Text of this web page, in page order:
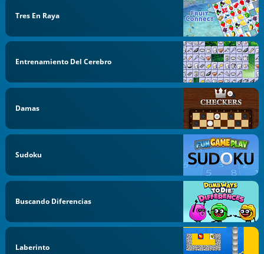
Tres En Raya
Entrenamiento Del Cerebro
Damas
Sudoku
Buscando Diferencias
Laberinto